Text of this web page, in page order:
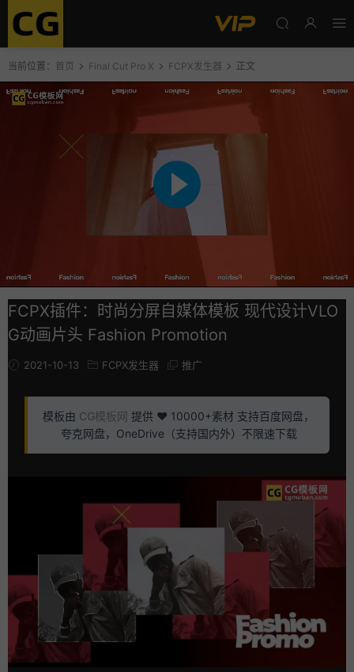
当前位置： 首页 Final Cut Pro X FCPX发生器 正文
FCPX插件：时尚分屏自媒体模板 现代设计VLO
G动画片头 Fashion Promotion
2021-10-13 FCPX发生器 推广
模板由 CG模板网 提供 ❤️ 10000+素材 支持百度网盘，
夸克网盘，OneDrive（支持国内外）不限速下载